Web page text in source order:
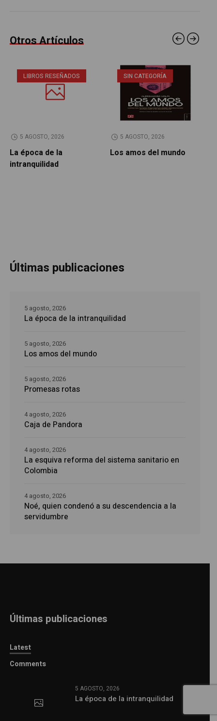
Otros Artículos
LIBROS RESEÑADOS
5 AGOSTO, 2026
La época de la
intranquilidad
SIN CATEGORÍA
5 AGOSTO, 2026
Los amos del mundo
Últimas publicaciones
La época de la intranquilidad
5 agosto, 2026
Los amos del mundo
5 agosto, 2026
Promesas rotas
5 agosto, 2026
Caja de Pandora
4 agosto, 2026
La esquiva reforma del sistema sanitario en
Colombia
4 agosto, 2026
Noé, quien condenó a su descendencia a la
servidumbre
4 agosto, 2026
Últimas publicaciones
Latest
Comments
5 AGOSTO, 2026
La época de la intranquilidad